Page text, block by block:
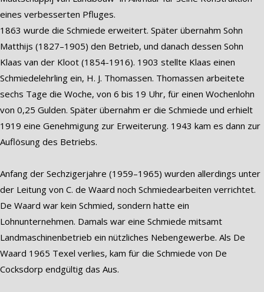
eines verbesserten Pfluges.
1863 wurde die Schmiede erweitert. Später übernahm Sohn
Matthijs (1827–1905) den Betrieb, und danach dessen Sohn
Klaas van der Kloot (1854-1916). 1903 stellte Klaas einen
Schmiedelehrling ein, H. J. Thomassen. Thomassen arbeitete
sechs Tage die Woche, von 6 bis 19 Uhr, für einen Wochenlohn
von 0,25 Gulden. Später übernahm er die Schmiede und erhielt
1919 eine Genehmigung zur Erweiterung. 1943 kam es dann zur
Auflösung des Betriebs.
Anfang der Sechzigerjahre (1959–1965) wurden allerdings unter
der Leitung von C. de Waard noch Schmiedearbeiten verrichtet.
De Waard war kein Schmied, sondern hatte ein
Lohnunternehmen. Damals war eine Schmiede mitsamt
Landmaschinenbetrieb ein nützliches Nebengewerbe. Als De
Waard 1965 Texel verlies, kam für die Schmiede von De
Cocksdorp endgültig das Aus.